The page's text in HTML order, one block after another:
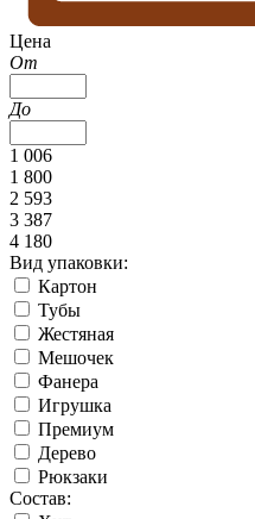
Цена
От
До
1 006
1 800
2 593
3 387
4 180
Вид упаковки:
Картон
Тубы
Жестяная
Мешочек
Фанера
Игрушка
Премиум
Дерево
Рюкзаки
Состав: